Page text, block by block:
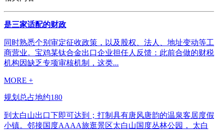
是三家适配的财政
同时熟悉个别审定征收政策，以及股权、法人、地址变动等工
商营业。宝鸡某钛合金出口企业担任人反馈：此前合做的财税
机构因缺乏专项审核机制，这类...
MORE +
规划总占地约180
到太白山出口下即可达到；打制具有唐风唐韵的温泉客居度假
小镇。邻接国度AAAA旅逛景区太白山国度丛林公园， 太白